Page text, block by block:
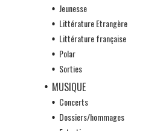
Jeunesse
Littérature Etrangère
Littérature française
Polar
Sorties
MUSIQUE
Concerts
Dossiers/hommages